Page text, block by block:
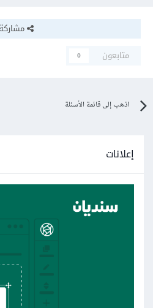
مشاركة
متابعون
0
اذهب إلى قائمة الأسئلة
إعلانات